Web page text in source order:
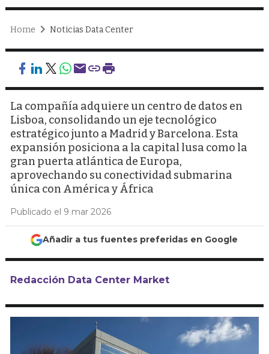
Home Noticias Data Center
La compañía adquiere un centro de datos en
Lisboa, consolidando un eje tecnológico
estratégico junto a Madrid y Barcelona. Esta
expansión posiciona a la capital lusa como la
gran puerta atlántica de Europa,
aprovechando su conectividad submarina
única con América y África
Publicado el 9 mar 2026
Añadir a tus fuentes preferidas en Google
Redacción Data Center Market